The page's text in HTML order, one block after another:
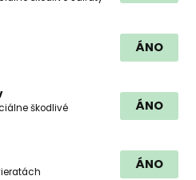
ÁNO
škodlivé
ÁNO
ÁNO